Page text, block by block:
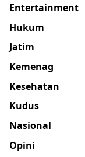
Entertainment
Hukum
Jatim
Kemenag
Kesehatan
Kudus
Nasional
Opini